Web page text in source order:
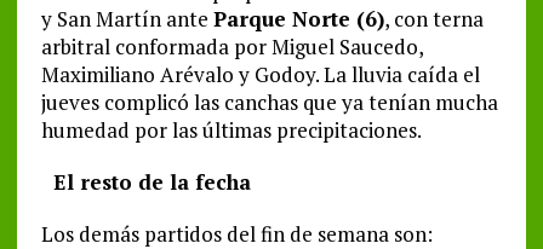
y San Martín ante Parque Norte (6), con terna
arbitral conformada por Miguel Saucedo,
Maximiliano Arévalo y Godoy. La lluvia caída el
jueves complicó las canchas que ya tenían mucha
humedad por las últimas precipitaciones.
El resto de la fecha
Los demás partidos del fin de semana son: